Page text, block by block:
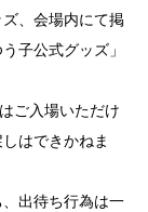
、会場内にて掲
子公式グッズ」
ご入場いただけ
はできかねま
出待ち行為は一